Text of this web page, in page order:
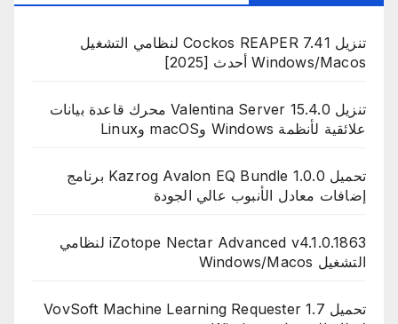
تنزيل Cockos REAPER 7.41 لنظامي التشغيل
Windows/Macos أحدث [2025]
تنزيل Valentina Server 15.4.0 محرك قاعدة بيانات
علائقية لأنظمة Windows وmacOS وLinux
تحميل Kazrog Avalon EQ Bundle 1.0.0 برنامج
إضافات معادل الأنبوب عالي الجودة
iZotope Nectar Advanced v4.1.0.1863 لنظامي
التشغيل Windows/Macos
تحميل VovSoft Machine Learning Requester 1.7